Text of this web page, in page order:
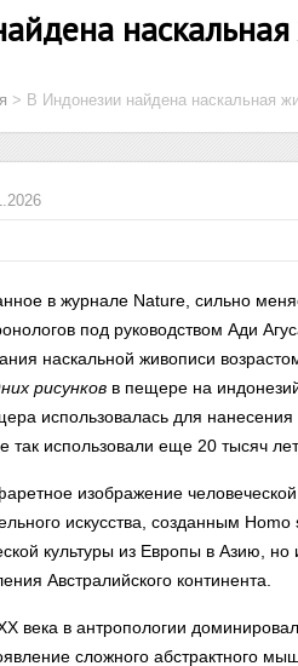
> В Индонезии найдена наскальная
в журнале Nature, сильно
под руководством Ади
наскальной живописи
рисунков в пещере на
использовалась для
так использовали еще 20 тысяч лет
изображение
искусства, созданным
культуры из Европы в Азию,
Австралийского континента.
века в антропологии
сложного абстрактного